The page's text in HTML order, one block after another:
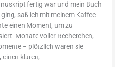
fertig war und mein Buch
saß ich mit meinem Kaffee
einen Moment, um zu
Monate voller Recherchen,
– plötzlich waren sie
klaren,